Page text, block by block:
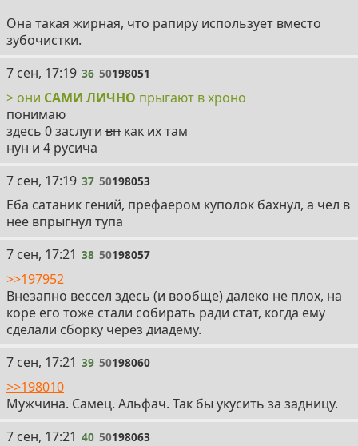
Она такая жирная, что рапиру использует вместо
зубочистки.
36
7 сен, 17:19 36 50198051
> они САМИ ЛИЧНО прыгают в хроно
понимаю
здесь 0 заслуги вп как их там
нун и 4 русича
37
7 сен, 17:19 37 50198053
Еба сатаник гений, префаером куполок бахнул, а чел в
нее впрыгнул тупа
38
7 сен, 17:21 38 50198057
>>197952
Внезапно вессел здесь (и вообще) далеко не плох, на
коре его тоже стали собирать ради стат, когда ему
сделали сборку через диадему.
39
7 сен, 17:21 39 50198060
>>198010
Мужчина. Самец. Альфач. Так бы укусить за задницу.
40
7 сен, 17:21 40 50198063